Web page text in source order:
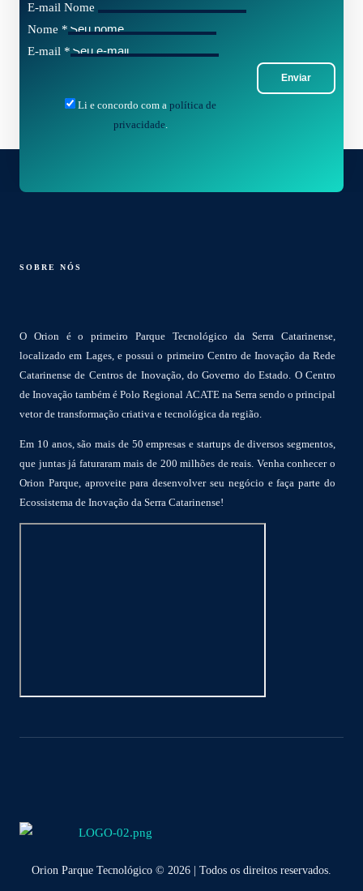
E-mail Nome
Nome *
E-mail *
Enviar
Li e concordo com a política de
privacidade.
SOBRE NÓS
O Orion é o primeiro Parque Tecnológico da Serra Catarinense,
localizado em Lages, e possui o primeiro Centro de Inovação da Rede
Catarinense de Centros de Inovação, do Governo do Estado. O Centro
de Inovação também é Polo Regional ACATE na Serra sendo o principal
vetor de transformação criativa e tecnológica da região.
Em 10 anos, são mais de 50 empresas e startups de diversos segmentos,
que juntas já faturaram mais de 200 milhões de reais. Venha conhecer o
Orion Parque, aproveite para desenvolver seu negócio e faça parte do
Ecossistema de Inovação da Serra Catarinense!
Orion Parque Tecnológico © 2026 | Todos os direitos reservados.